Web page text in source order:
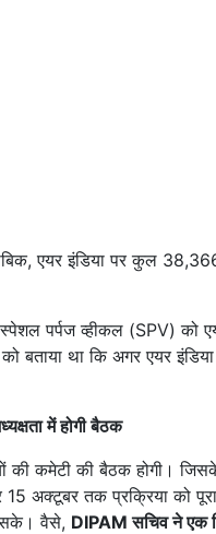
एयर इंडिया पर कुल
पर्पज व्हीकल (SPV) को
था कि अगर एयर
में होगी बैठक
की कमेटी की बैठक होगी।
15 अक्टूबर तक प्रक्रिया को
सके। वैसे, DIPAM सचिव ने एक